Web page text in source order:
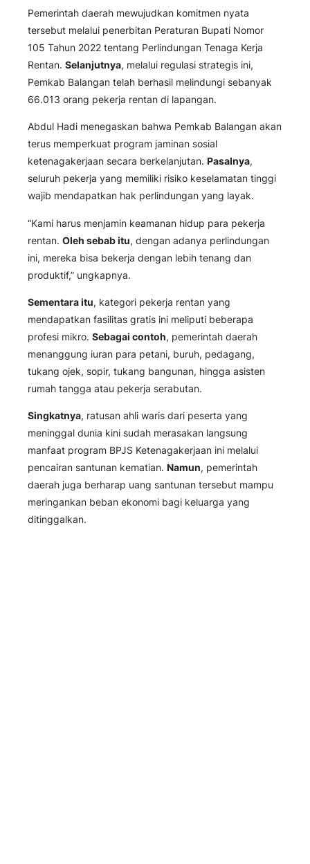
Pemerintah daerah mewujudkan komitmen nyata
tersebut melalui penerbitan Peraturan Bupati Nomor
105 Tahun 2022 tentang Perlindungan Tenaga Kerja
Rentan. Selanjutnya, melalui regulasi strategis ini,
Pemkab Balangan telah berhasil melindungi sebanyak
66.013 orang pekerja rentan di lapangan.
Abdul Hadi menegaskan bahwa Pemkab Balangan akan
terus memperkuat program jaminan sosial
ketenagakerjaan secara berkelanjutan. Pasalnya,
seluruh pekerja yang memiliki risiko keselamatan tinggi
wajib mendapatkan hak perlindungan yang layak.
“Kami harus menjamin keamanan hidup para pekerja
rentan. Oleh sebab itu, dengan adanya perlindungan
ini, mereka bisa bekerja dengan lebih tenang dan
produktif,” ungkapnya.
Sementara itu, kategori pekerja rentan yang
mendapatkan fasilitas gratis ini meliputi beberapa
profesi mikro. Sebagai contoh, pemerintah daerah
menanggung iuran para petani, buruh, pedagang,
tukang ojek, sopir, tukang bangunan, hingga asisten
rumah tangga atau pekerja serabutan.
Singkatnya, ratusan ahli waris dari peserta yang
meninggal dunia kini sudah merasakan langsung
manfaat program BPJS Ketenagakerjaan ini melalui
pencairan santunan kematian. Namun, pemerintah
daerah juga berharap uang santunan tersebut mampu
meringankan beban ekonomi bagi keluarga yang
ditinggalkan.